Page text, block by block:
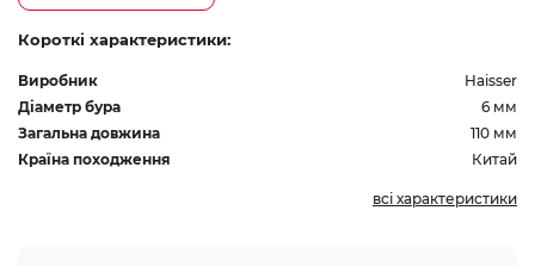
Короткі характеристики:
Виробник
Haisser
Діаметр бура
6 мм
Загальна довжина
110 мм
Країна походження
Китай
всі характеристики